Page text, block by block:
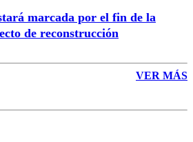
marcada por el fin de la
de reconstrucción
VER MÁS